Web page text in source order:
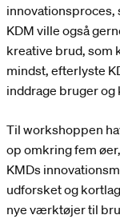
innovationsproces,
KDM ville også
kreative brud, som
mindst, efterlyste
inddrage bruger og
Til workshoppen
op omkring fem
KMDs
udforsket og
nye værktøjer til